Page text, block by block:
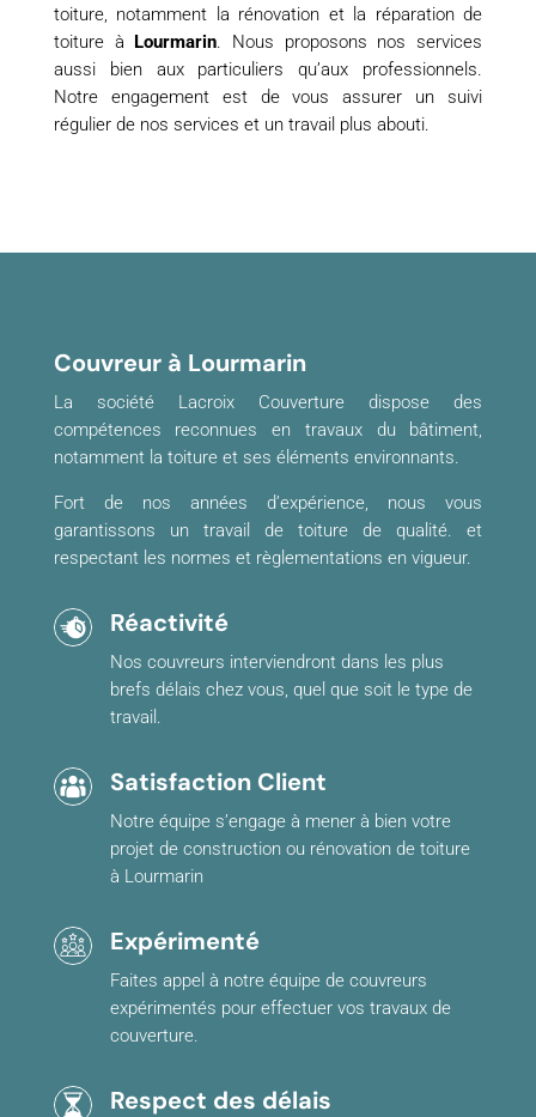
toiture, notamment la rénovation et la réparation de
toiture à
Lourmarin. Nous proposons nos services
aussi bien aux particuliers qu’aux professionnels.
Notre engagement est de vous assurer un suivi
régulier de nos services et un travail plus abouti.
Couvreur à Lourmarin
La société Lacroix Couverture dispose des
compétences reconnues en travaux du bâtiment,
notamment la toiture et ses éléments environnants.
Fort de nos années d’expérience, nous vous
garantissons un travail de toiture de qualité. et
respectant les normes et règlementations en vigueur.
Réactivité
Nos couvreurs interviendront dans les plus
brefs délais chez vous, quel que soit le type de
travail.
Satisfaction Client
Notre équipe s’engage à mener à bien votre
projet de construction ou rénovation de toiture
à Lourmarin
Expérimenté
Faites appel à notre équipe de couvreurs
expérimentés pour effectuer vos travaux de
couverture.
Respect des délais